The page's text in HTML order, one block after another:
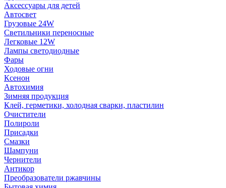
Аксессуары для детей
Автосвет
Грузовые 24W
Светильники переносные
Легковые 12W
Лампы светодиодные
Фары
Ходовые огни
Ксенон
Автохимия
Зимняя продукция
Клей, герметики, холодная сварки, пластилин
Очистители
Полироли
Присадки
Смазки
Шампуни
Чернители
Антикор
Преобразователи ржавчины